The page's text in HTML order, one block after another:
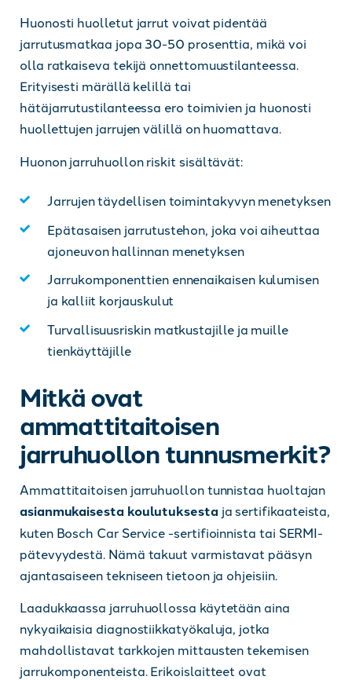
Huonosti huolletut jarrut voivat pidentää
jarrutusmatkaa jopa 30-50 prosenttia, mikä voi
olla ratkaiseva tekijä onnettomuustilanteessa.
Erityisesti märällä kelillä tai
hätäjarrutustilanteessa ero toimivien ja huonosti
huollettujen jarrujen välillä on huomattava.
Huonon jarruhuollon riskit sisältävät:
Jarrujen täydellisen toimintakyvyn menetyksen
Epätasaisen jarrutustehon, joka voi aiheuttaa
ajoneuvon hallinnan menetyksen
Jarrukomponenttien ennenaikaisen kulumisen
ja kalliit korjauskulut
Turvallisuusriskin matkustajille ja muille
tienkäyttäjille
Mitkä ovat
ammattitaitoisen
jarruhuollon tunnusmerkit?
Ammattitaitoisen jarruhuollon tunnistaa huoltajan
asianmukaisesta koulutuksestaja sertifikaateista,
kuten Bosch Car Service -sertifioinnista tai SERMI-
pätevyydestä. Nämä takuut varmistavat pääsyn
ajantasaiseen tekniseen tietoon ja ohjeisiin.
Laadukkaassa jarruhuollossa käytetään aina
nykyaikaisia diagnostiikkatyökaluja, jotka
mahdollistavat tarkkojen mittausten tekemisen
jarrukomponenteista. Erikoislaitteet ovat